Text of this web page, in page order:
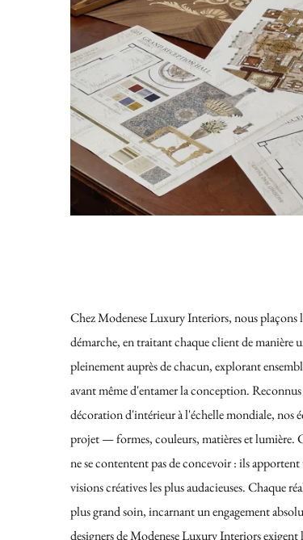
Chez Modenese Luxury Interiors, nous plaçons
démarche, en traitant chaque client de manière
pleinement auprès de chacun, explorant
avant même d'entamer la conception.
décoration d'intérieur à l'échelle mondiale, nos
projet — formes, couleurs, matières et lumière.
ne se contentent pas de concevoir : ils
visions créatives les plus audacieuses. Chaque
plus grand soin, incarnant un engagement
designers de Modenese Luxury Interiors